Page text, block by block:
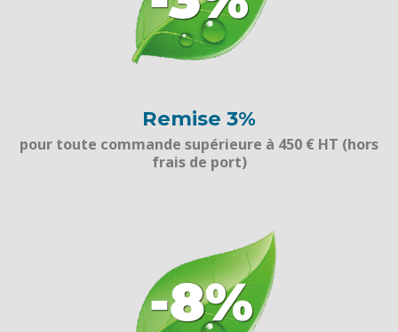
Remise 3%
pour toute commande supérieure à 450 € HT (hors
frais de port)